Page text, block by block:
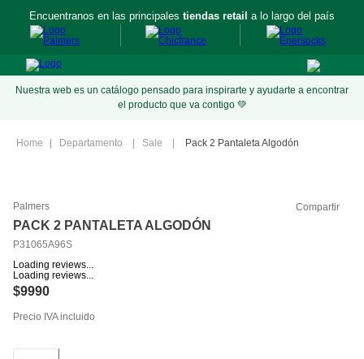
Encuentranos en las principales tiendas retail a lo largo del país
Nuestra web es un catálogo pensado para inspirarte y ayudarte a encontrar
el producto que va contigo 💚
Departamento Sale Pack 2 Pantaleta Algodón
Palmers Compartir
PACK 2 PANTALETA ALGODÓN
P31065A96S
Loading reviews...
Loading reviews...
$9990
Precio IVA incluido